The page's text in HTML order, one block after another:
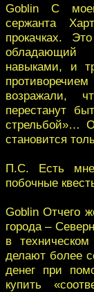
Goblin С
сержанта
прокачках.
обладающий
навыками, и
возражали,
перестанут
стрельбой»…
становится
П.С. Есть
побочные
Goblin Отчего
города –
в
делают более
денег при
купить